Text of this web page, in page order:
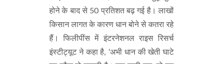
होने के बाद से 50 प्रतिशत बढ़ गई है। लाखों
किसान लागत के कारण धान बोने से कतरा रहे
हैं। फिलीपींस में इंटरनेशनल राइस रिसर्च
इंस्टीट्यूट ने कहा है, ‘अभी धान की खेती घाटे